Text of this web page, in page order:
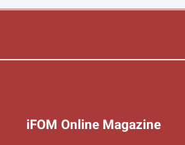
iFOM Online Magazine